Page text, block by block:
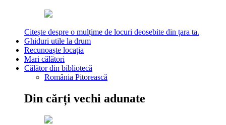
Citește despre o mulțime de locuri deosebite din țara ta.
Ghiduri utile la drum
Recunoaște locația
Mari călători
Călător din bibliotecă
România Pitorească
Din cărți vechi adunate